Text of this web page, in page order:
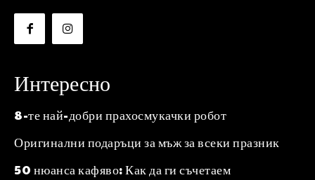
Интересно
8-те най-добри прахосмукачки робот
Оригинални подаръци за мъж за всеки празник
50 нюанса кафяво: Как да ги съчетаем